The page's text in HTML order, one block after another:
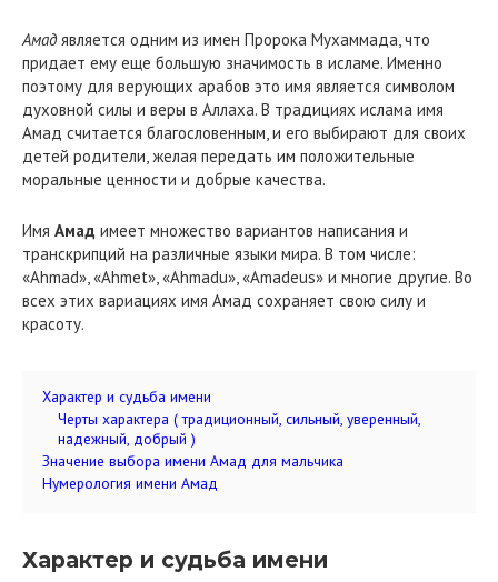
Амад является одним из имен Пророка Мухаммада, что
придает ему еще большую значимость в исламе. Именно
поэтому для верующих арабов это имя является символом
духовной силы и веры в Аллаха. В традициях ислама имя
Амад считается благословенным, и его выбирают для своих
детей родители, желая передать им положительные
моральные ценности и добрые качества.
Имя Амад имеет множество вариантов написания и
транскрипций на различные языки мира. В том числе:
«Ahmad», «Ahmet», «Ahmadu», «Amadeus» и многие другие. Во
всех этих вариациях имя Амад сохраняет свою силу и
красоту.
Характер и судьба имени
Черты характера ( традиционный, сильный, уверенный,
надежный, добрый )
Значение выбора имени Амад для мальчика
Нумерология имени Амад
Характер и судьба имени